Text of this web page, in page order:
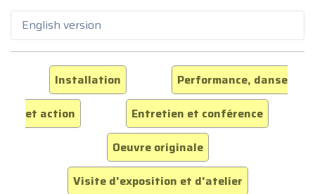
English version
Installation
Performance, danse
et action
Entretien et conférence
Oeuvre originale
Visite d'exposition et d'atelier